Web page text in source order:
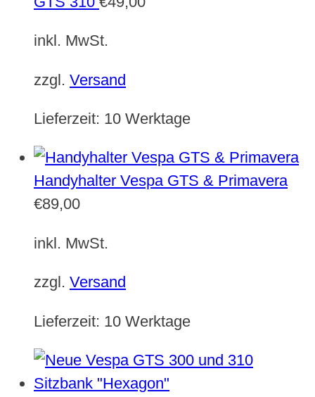
inkl. MwSt.
zzgl. Versand
Lieferzeit: 10 Werktage
Handyhalter Vespa GTS & Primavera
€89,00
inkl. MwSt.
zzgl. Versand
Lieferzeit: 10 Werktage